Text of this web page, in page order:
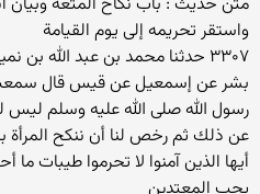
واستقر تحريمه إلى يوم القيامة
۳۳۰۷ حدثنا محمد بن عبد الله بن
بشر عن إسمعيل عن قيس قال سمعت
رسول الله صلى الله عليه وسلم ليس
عن ذلك ثم رخص لنا أن ننكح المرأة
أيها الذين آمنوا لا تحرموا طيبات ما